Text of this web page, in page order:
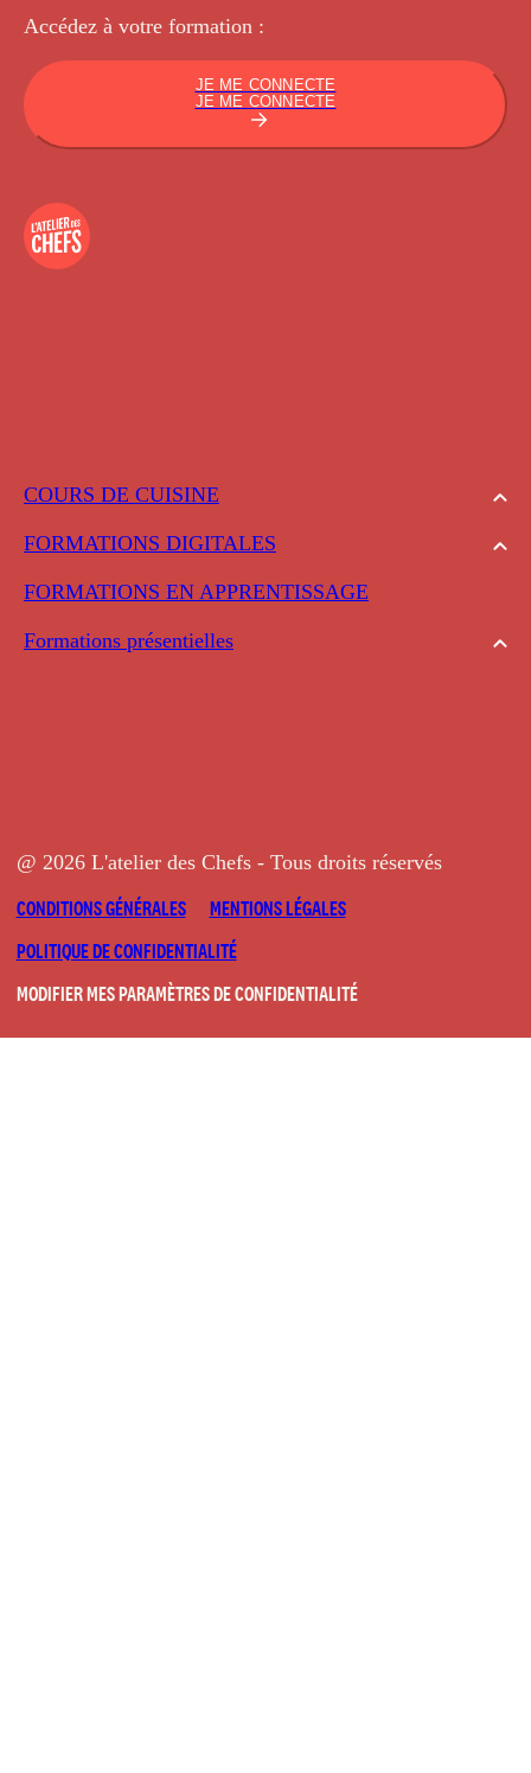
COURS DE CUISINE
FORMATIONS DIGITALES
FORMATIONS EN APPRENTISSAGE
Formations présentielles
Accédez à votre formation :
JE ME CONNECTE
JE ME CONNECTE
@ 2026 L'atelier des Chefs - Tous droits réservés
CONDITIONS GÉNÉRALES
MENTIONS LÉGALES
POLITIQUE DE CONFIDENTIALITÉ
MODIFIER MES PARAMÈTRES DE CONFIDENTIALITÉ